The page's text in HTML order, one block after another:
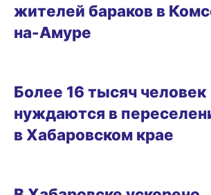
жителей бараков в
на-Амуре
Более 16 тысяч человек
нуждаются в
в Хабаровском крае